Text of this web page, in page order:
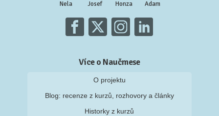
Nela Josef Honza Adam
Více o Naučmese
O projektu
Blog: recenze z kurzů, rozhovory a články
Historky z kurzů